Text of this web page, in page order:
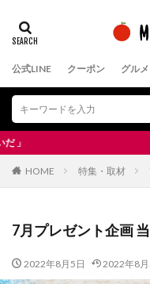
公式LINE クーポン グルメ
HOME 特集・取材
7月プレゼント企画
2022年8月5日 2022年8月